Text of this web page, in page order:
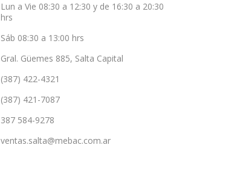
Lun a Vie 08:30 a 12:30 y de 16:30 a 20:30
hrs
Sáb 08:30 a 13:00 hrs
Gral. Güemes 885, Salta Capital
(387) 422-4321
(387) 421-7087
387 584-9278
ventas.salta@mebac.com.ar